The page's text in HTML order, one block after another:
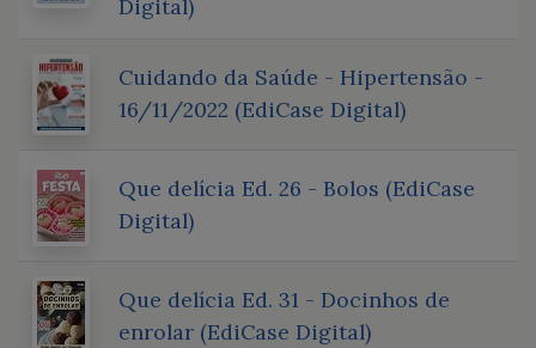
Digital)
Cuidando da Saúde - Hipertensão -
16/11/2022 (EdiCase Digital)
Que delícia Ed. 26 - Bolos (EdiCase
Digital)
Que delícia Ed. 31 - Docinhos de
enrolar (EdiCase Digital)